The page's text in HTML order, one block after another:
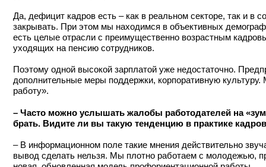
Да, дефицит кадров есть – как в реальном секторе, так и в
закрывать. При этом мы находимся в объективных
есть целые отрасли с преимущественно возрастным
уходящих на пенсию сотрудников.
Поэтому одной высокой зарплатой уже недостаточно.
дополнительные меры поддержки, корпоративную
работу».
– Часто можно услышать жалобы работодателей на
брать. Видите ли вы такую тенденцию в практике
– В информационном поле такие мнения действительно
вывод сделать нельзя. Мы плотно работаем с молодежью,